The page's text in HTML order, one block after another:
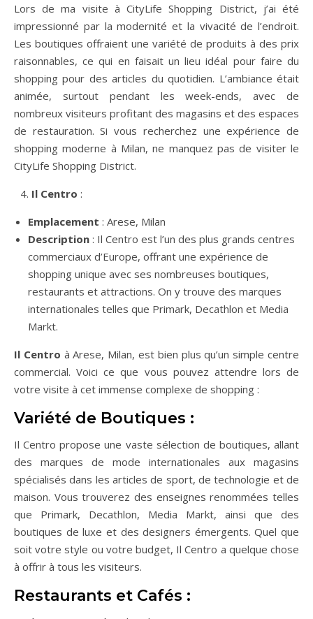
Lors de ma visite à CityLife Shopping District, j’ai été
impressionné par la modernité et la vivacité de l’endroit.
Les boutiques offraient une variété de produits à des prix
raisonnables, ce qui en faisait un lieu idéal pour faire du
shopping pour des articles du quotidien. L’ambiance était
animée, surtout pendant les week-ends, avec de
nombreux visiteurs profitant des magasins et des espaces
de restauration. Si vous recherchez une expérience de
shopping moderne à Milan, ne manquez pas de visiter le
CityLife Shopping District.
Il Centro :
Emplacement : Arese, Milan
Description : Il Centro est l’un des plus grands centres
commerciaux d’Europe, offrant une expérience de
shopping unique avec ses nombreuses boutiques,
restaurants et attractions. On y trouve des marques
internationales telles que Primark, Decathlon et Media
Markt.
Il Centro à Arese, Milan, est bien plus qu’un simple centre
commercial. Voici ce que vous pouvez attendre lors de
votre visite à cet immense complexe de shopping :
Variété de Boutiques :
Il Centro propose une vaste sélection de boutiques, allant
des marques de mode internationales aux magasins
spécialisés dans les articles de sport, de technologie et de
maison. Vous trouverez des enseignes renommées telles
que Primark, Decathlon, Media Markt, ainsi que des
boutiques de luxe et des designers émergents. Quel que
soit votre style ou votre budget, Il Centro a quelque chose
à offrir à tous les visiteurs.
Restaurants et Cafés :